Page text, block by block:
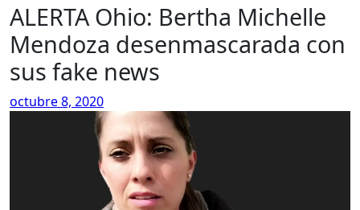
ALERTA Ohio: Bertha Michelle
Mendoza desenmascarada con
sus fake news
octubre 8, 2020